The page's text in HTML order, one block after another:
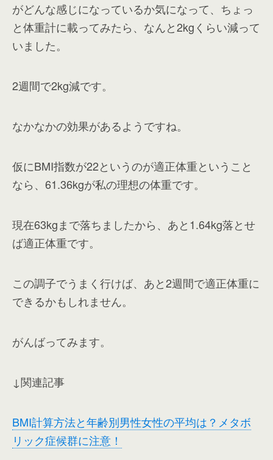
がどんな感じになっているか気になって、ちょっ
と体重計に載ってみたら、なんと2kgくらい減って
いました。
2週間で2kg減です。
なかなかの効果があるようですね。
仮にBMI指数が22というのが適正体重ということ
なら、61.36kgが私の理想の体重です。
現在63kgまで落ちましたから、あと1.64kg落とせ
ば適正体重です。
この調子でうまく行けば、あと2週間で適正体重に
できるかもしれません。
がんばってみます。
↓関連記事
BMI計算方法と年齢別男性女性の平均は？メタボ
リック症候群に注意！